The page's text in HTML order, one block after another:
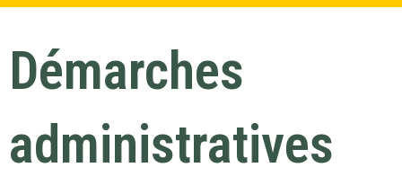
Démarches
administratives